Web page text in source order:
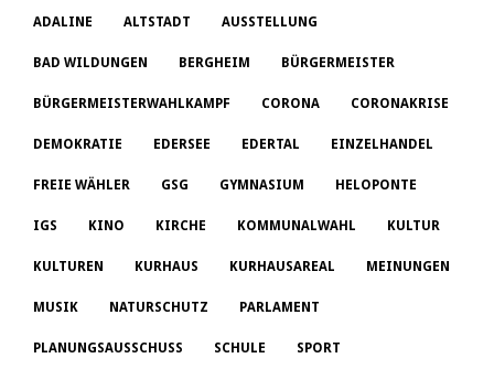
ADALINE ALTSTADT AUSSTELLUNG
BAD WILDUNGEN BERGHEIM BÜRGERMEISTER
BÜRGERMEISTERWAHLKAMPF CORONA CORONAKRISE
DEMOKRATIE EDERSEE EDERTAL EINZELHANDEL
FREIE WÄHLER GSG GYMNASIUM HELOPONTE
IGS KINO KIRCHE KOMMUNALWAHL KULTUR
KULTUREN KURHAUS KURHAUSAREAL MEINUNGEN
MUSIK NATURSCHUTZ PARLAMENT
PLANUNGSAUSSCHUSS SCHULE SPORT